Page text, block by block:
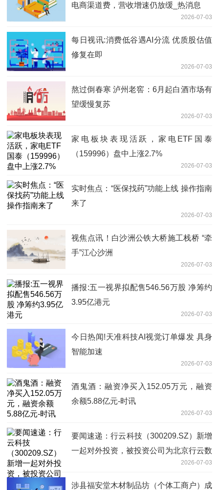
电商渠道费，营收增速仍放缓_热消息
2026-07-03
每日视讯:消费低谷遇AI分流 优质股估值
修复在即
2026-07-03
熬过倒春寒 泸州老窖：6月起白酒市场有
望缓慢复苏
2026-07-03
家电板块表现活跃，家电ETF国泰
（159996）盘中上涨2.7%
2026-07-03
实时焦点：“医保找药”功能上线 操作指南
来了
2026-07-03
视焦点讯！白沙洲公铁大桥施工栈桥 “牵
手”江心沙洲
2026-07-03
播报:五一视界拟配售546.56万股 净筹约
3.95亿港元
2026-07-03
今日热闻!天准科技AI视觉订单爆发 具身
智能加速
2026-07-03
酒鬼酒：融资净买入152.05万元，融资
余额5.88亿元-时讯
2026-07-03
要闻速递：行云科技（300209.SZ）新增
一起对外投资，被投资公司为北京行云数
2026-07-03
涉县福安堂木材制品坊（个体工商户）成